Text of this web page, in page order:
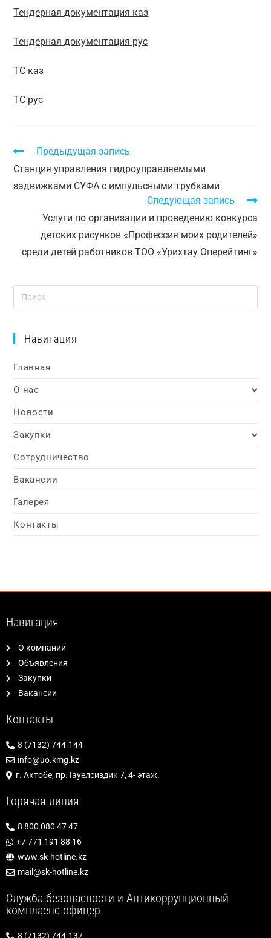
Тендерная документация каз
Тендерная документация рус
ТС каз
ТС рус
Предыдущая запись
Станция управления гидроуправляемыми
задвижками СУФА с импульсными трубками
Следующая запись
Услуги по организации и проведению конкурса
детских рисунков «Профессия моих родителей»
среди детей работников ТОО «Урихтау Оперейтинг»
Навигация
Главная
О нас
Новости
Закупки
Сотрудничество
Вакансии
Галерея
Контакты
Навигация
О компании
Объявления
Закупки
Вакансии
Контакты
8 (7132) 744-144
info@uo.kmg.kz
г. Актобе, пр.Тауелсиздик 7, 4- этаж.
Горячая линия
8 800 080 47 47
+7 771 191 88 16
www.sk-hotline.kz
mail@sk-hotline.kz
Служба безопасности и Антикоррупционный
комплаенс офицер
8 (7132) 744-137